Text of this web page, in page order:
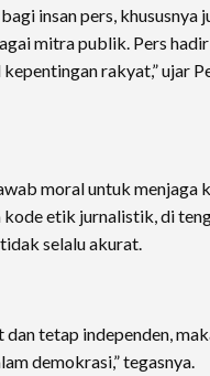
insan pers, khususnya
mitra publik. Pers
rakyat,” ujar
moral untuk menjaga
etik jurnalistik, di
selalu akurat.
tetap independen,
demokrasi,” tegasnya.